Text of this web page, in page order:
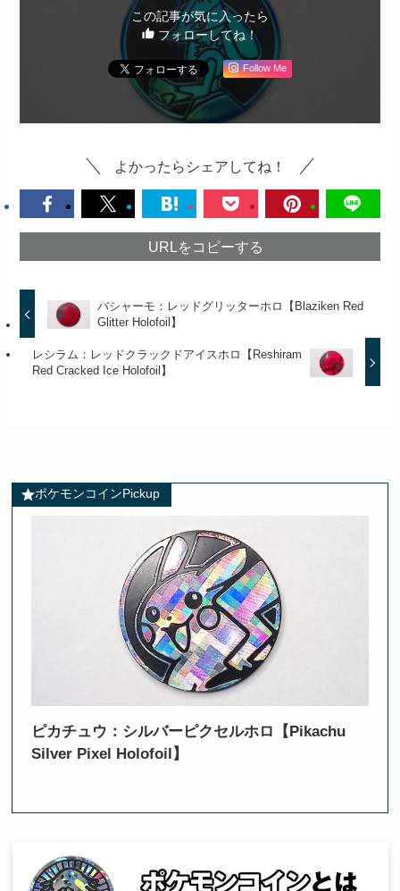
この記事が気に入ったら
フォローしてね！
Follow Me
よかったらシェアしてね！
URLをコピーする
バシャーモ：レッドグリッターホロ【Blaziken Red
Glitter Holofoil】
レシラム：レッドクラックドアイスホロ【Reshiram
Red Cracked Ice Holofoil】
ポケモンコインPickup
ピカチュウ：シルバーピクセルホロ【Pikachu
Silver Pixel Holofoil】